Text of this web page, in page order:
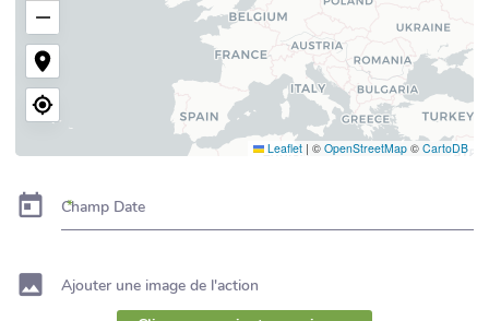
−
Leaflet | © OpenStreetMap © CartoDB
Champ Date
Ajouter une image de l'action